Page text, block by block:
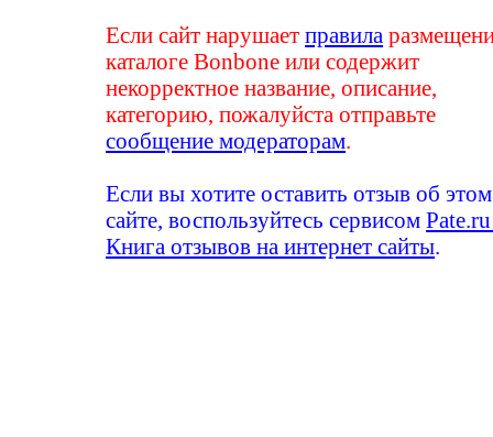
Если сайт нарушаетправила
каталоге Bonbone или содержит
некорректное название, описание,
категорию, пожалуйста отправьте
сообщение модераторам
Если вы хотите оставить отзыв об этом
сайте, воспользуйтесь сервисом
Книга отзывов на интернет сайты